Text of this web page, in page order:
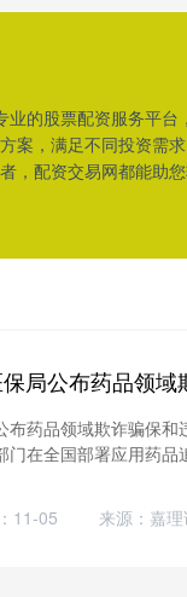
的股票配资服务平
案，满足不同投资需
配资交易网都能助
布药品领域欺诈骗保
门在全国部署应用药
11-05 来源：嘉